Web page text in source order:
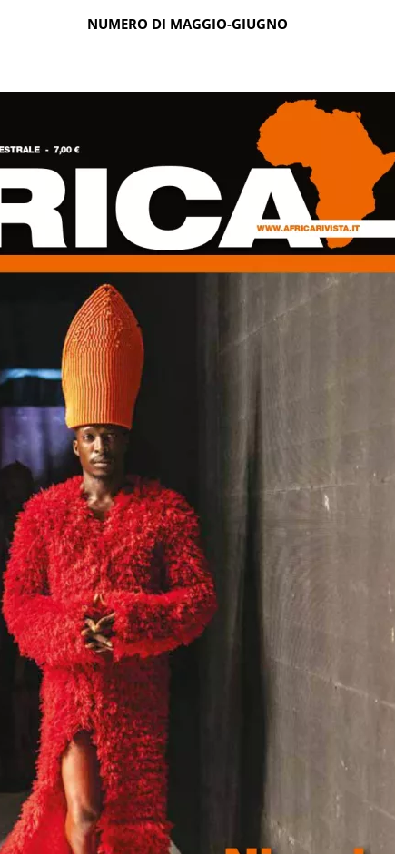
NUMERO DI MAGGIO-GIUGNO